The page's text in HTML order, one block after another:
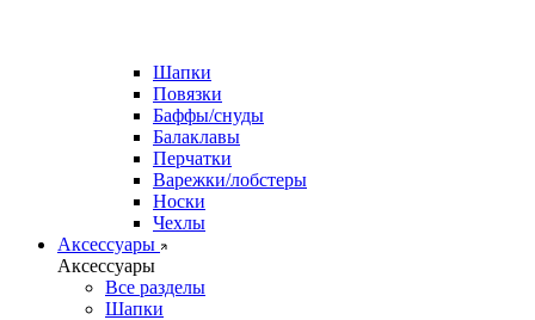
Шапки
Повязки
Баффы/снуды
Балаклавы
Перчатки
Варежки/лобстеры
Носки
Чехлы
Аксессуары
Аксессуары
Все разделы
Шапки